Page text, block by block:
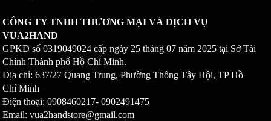
CÔNG TY TNHH THƯƠNG MẠI VÀ DỊCH VỤ
VUA2HAND
GPKD số0319049024 cấp ngày 25 tháng 07 năm 2025 tại Sở Tài
Chính Thành phố Hồ Chí Minh.
Địa chỉ: 637/27 Quang Trung, Phường Thông Tây Hội, TP Hồ
Chí Minh
Điện thoại: 0908460217-0902491475
Email: vua2handstore@gmail.com